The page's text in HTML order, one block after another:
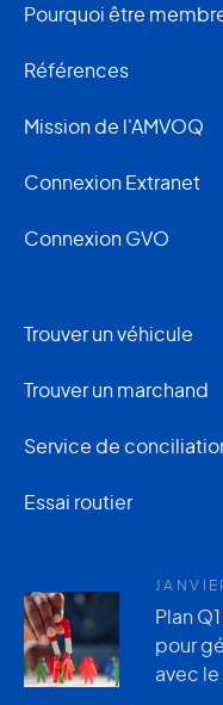
Pourquoi être
Références
Mission de l'AMVOQ
Connexion Extranet
Connexion GVO
Trouver un véhicule
Trouver un marchand
Service de
Essai routier
Plan
pour
avec